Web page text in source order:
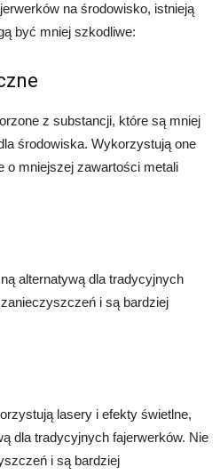
na środowisko, istnieją
być mniej szkodliwe:
z substancji, które są mniej
środowiska. Wykorzystują one
o mniejszej zawartości metali
alternatywą dla tradycyjnych
i są bardziej
lasery i efekty świetlne,
dla tradycyjnych fajerwerków. Nie
i są bardziej